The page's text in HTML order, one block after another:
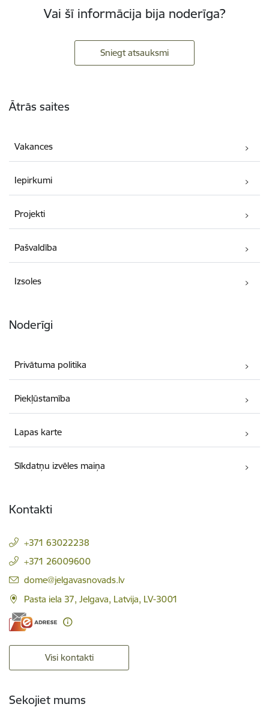
Vai šī informācija bija noderīga?
Sniegt atsauksmi
Ātrās saites
Vakances
Iepirkumi
Projekti
Pašvaldība
Izsoles
Noderīgi
Privātuma politika
Piekļūstamība
Lapas karte
Sīkdatņu izvēles maiņa
Kontakti
+371 63022238
+371 26009600
E-pasts:
dome@jelgavasnovads.lv
Pasta iela 37, Jelgava, Latvija, LV-3001
Visi kontakti
Sekojiet mums